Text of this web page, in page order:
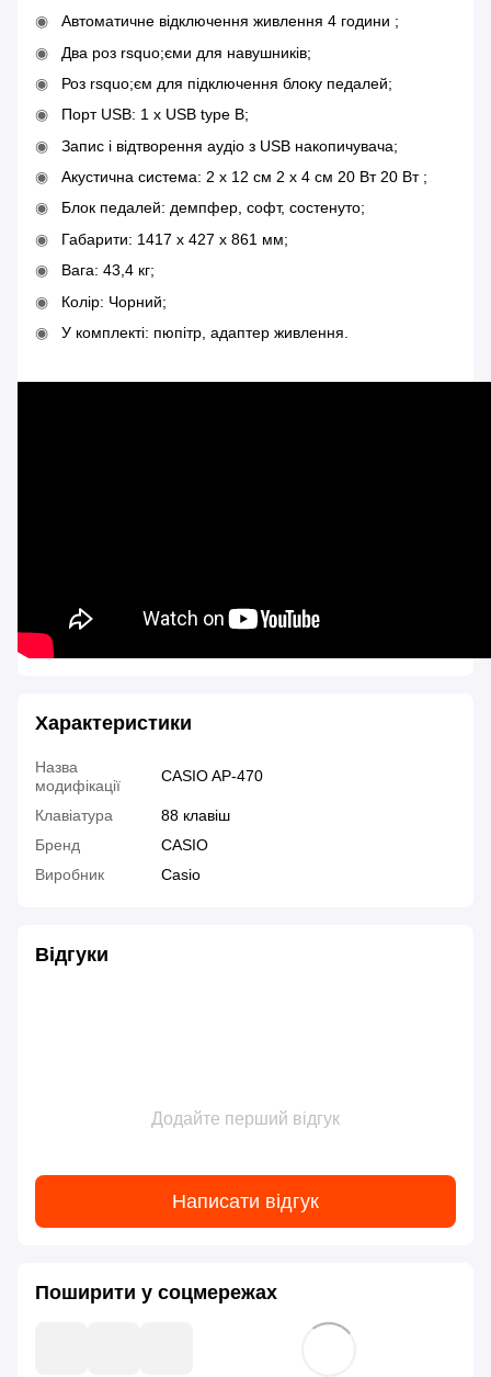
Автоматичне відключення живлення 4 години ;
Два роз rsquo;єми для навушників;
Роз rsquo;єм для підключення блоку педалей;
Порт USB: 1 х USB type B;
Запис і відтворення аудіо з USB накопичувача;
Акустична система: 2 х 12 см 2 х 4 см 20 Вт 20 Вт ;
Блок педалей: демпфер, софт, состенуто;
Габарити: 1417 х 427 х 861 мм;
Вага: 43,4 кг;
Колір: Чорний;
У комплекті: пюпітр, адаптер живлення.
Характеристики
Назва
модифікації
CASIO AP-470
Клавіатура
88 клавіш
Бренд
CASIO
Виробник
Casio
Відгуки
Додайте перший відгук
Написати відгук
Поширити у соцмережах